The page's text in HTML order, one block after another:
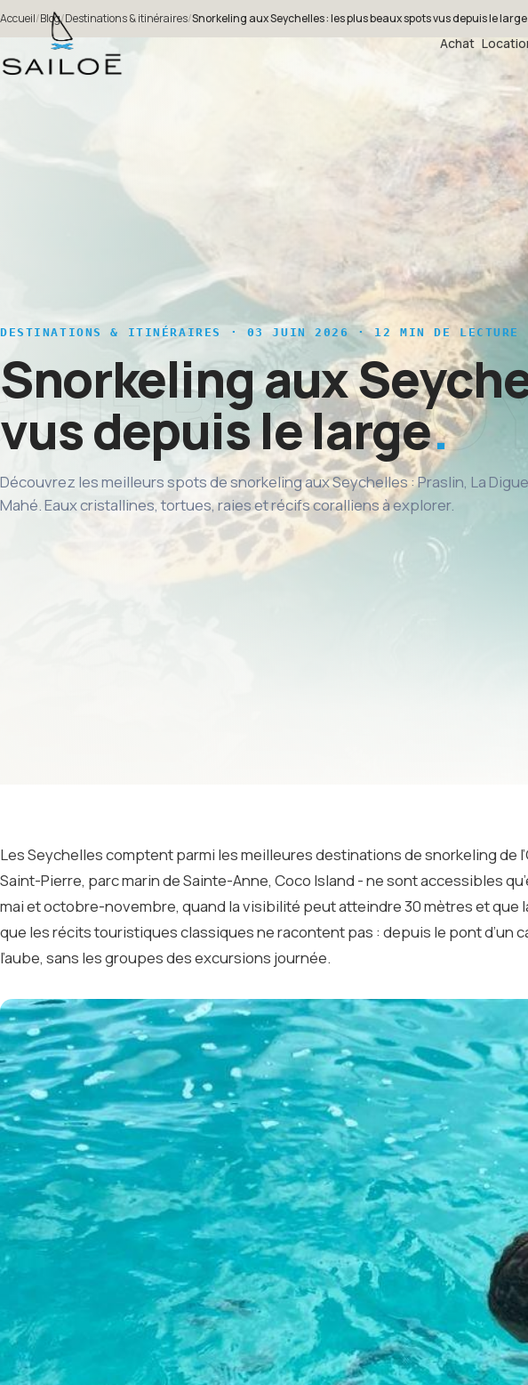
Achat
Accueil/Blog/Destinations & itinéraires/Snorkeling aux Seychelles : les plus beaux spots vus depuis le large
DESTINATIONS & ITINÉRAIRES · 03 JUIN 2026 · 12 MIN DE LECTURE
Snorkeling aux
vus depuis le large
Découvrez les meilleurs spots de snorkeling aux Seychelles : Praslin, La
Mahé. Eaux cristallines, tortues, raies et récifs coralliens à explorer.
Les Seychelles comptent parmi les meilleures destinations de snorkeling de
Saint-Pierre, parc marin de Sainte-Anne, Coco Island - ne sont accessibles
mai et octobre-novembre, quand la visibilité peut atteindre 30 mètres et que
que les récits touristiques classiques ne racontent pas : depuis le pont d’un
l’aube, sans les groupes des excursions journée.